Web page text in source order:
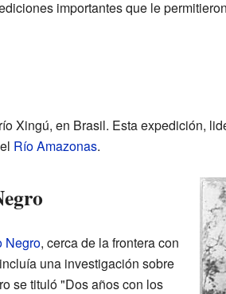
importantes que le
Xingú, en Brasil. Esta expedición,
Río Amazonas.
Negro, cerca de la frontera con
una investigación sobre
se tituló "Dos años con los